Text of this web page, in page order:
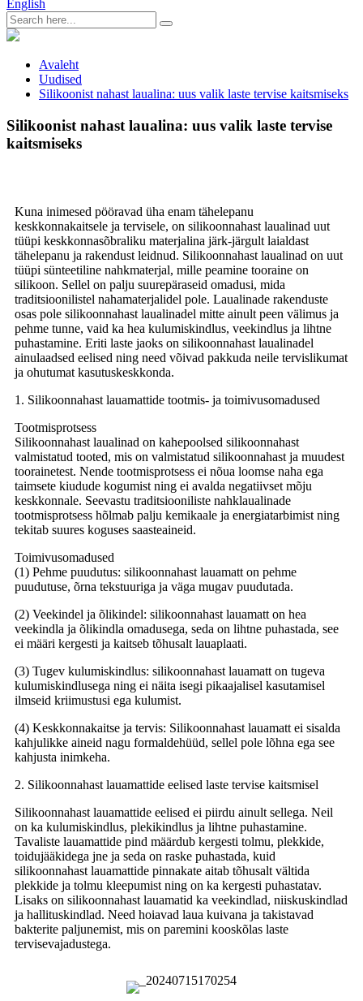
English
Avaleht
Uudised
Silikoonist nahast laualina: uus valik laste tervise kaitsmiseks
Silikoonist nahast laualina: uus valik laste tervise
kaitsmiseks
Kuna inimesed pööravad üha enam tähelepanu
keskkonnakaitsele ja tervisele, on silikoonnahast laualinad uut
tüüpi keskkonnasõbraliku materjalina järk-järgult laialdast
tähelepanu ja rakendust leidnud. Silikoonnahast laualinad on uut
tüüpi sünteetiline nahkmaterjal, mille peamine tooraine on
silikoon. Sellel on palju suurepäraseid omadusi, mida
traditsioonilistel nahamaterjalidel pole. Laualinade rakenduste
osas pole silikoonnahast laualinadel mitte ainult peen välimus ja
pehme tunne, vaid ka hea kulumiskindlus, veekindlus ja lihtne
puhastamine. Eriti laste jaoks on silikoonnahast laualinadel
ainulaadsed eelised ning need võivad pakkuda neile tervislikumat
ja ohutumat kasutuskeskkonda.
1. Silikoonnahast lauamattide tootmis- ja toimivusomadused
Tootmisprotsess
Silikoonnahast laualinad on kahepoolsed silikoonnahast
valmistatud tooted, mis on valmistatud silikoonnahast ja muudest
toorainetest. Nende tootmisprotsess ei nõua loomse naha ega
taimsete kiudude kogumist ning ei avalda negatiivset mõju
keskkonnale. Seevastu traditsiooniliste nahklaualinade
tootmisprotsess hõlmab palju kemikaale ja energiatarbimist ning
tekitab suures koguses saasteaineid.
Toimivusomadused
(1) Pehme puudutus: silikoonnahast lauamatt on pehme
puudutuse, õrna tekstuuriga ja väga mugav puudutada.
(2) Veekindel ja õlikindel: silikoonnahast lauamatt on hea
veekindla ja õlikindla omadusega, seda on lihtne puhastada, see
ei määri kergesti ja kaitseb tõhusalt lauaplaati.
(3) Tugev kulumiskindlus: silikoonnahast lauamatt on tugeva
kulumiskindlusega ning ei näita isegi pikaajalisel kasutamisel
ilmseid kriimustusi ega kulumist.
(4) Keskkonnakaitse ja tervis: Silikoonnahast lauamatt ei sisalda
kahjulikke aineid nagu formaldehüüd, sellel pole lõhna ega see
kahjusta inimkeha.
2. Silikoonnahast lauamattide eelised laste tervise kaitsmisel
Silikoonnahast lauamattide eelised ei piirdu ainult sellega. Neil
on ka kulumiskindlus, plekikindlus ja lihtne puhastamine.
Tavaliste lauamattide pind määrdub kergesti tolmu, plekkide,
toidujääkidega jne ja seda on raske puhastada, kuid
silikoonnahast lauamattide pinnakate aitab tõhusalt vältida
plekkide ja tolmu kleepumist ning on ka kergesti puhastatav.
Lisaks on silikoonnahast lauamatid ka veekindlad, niiskuskindlad
ja hallituskindlad. Need hoiavad laua kuivana ja takistavad
bakterite paljunemist, mis on paremini kooskõlas laste
tervisevajadustega.